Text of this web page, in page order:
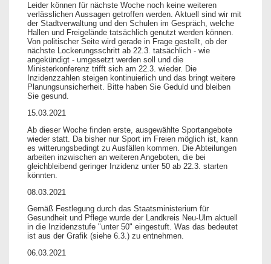
Leider können für nächste Woche noch keine weiteren
verlässlichen Aussagen getroffen werden. Aktuell sind wir mit
der Stadtverwaltung und den Schulen im Gespräch, welche
Hallen und Freigelände tatsächlich genutzt werden können.
Von politischer Seite wird gerade in Frage gestellt, ob der
nächste Lockerungsschritt ab 22.3. tatsächlich - wie
angekündigt - umgesetzt werden soll und die
Ministerkonferenz trifft sich am 22.3. wieder. Die
Inzidenzzahlen steigen kontinuierlich und das bringt weitere
Planungsunsicherheit. Bitte haben Sie Geduld und bleiben
Sie gesund.
15.03.2021
Ab dieser Woche finden erste, ausgewählte Sportangebote
wieder statt. Da bisher nur Sport im Freien möglich ist, kann
es witterungsbedingt zu Ausfällen kommen. Die Abteilungen
arbeiten inzwischen an weiteren Angeboten, die bei
gleichbleibend geringer Inzidenz unter 50 ab 22.3. starten
könnten.
08.03.2021
Gemäß Festlegung durch das Staatsministerium für
Gesundheit und Pflege wurde der Landkreis Neu-Ulm aktuell
in die Inzidenzstufe "unter 50" eingestuft. Was das bedeutet
ist aus der Grafik (siehe 6.3.) zu entnehmen.
06.03.2021